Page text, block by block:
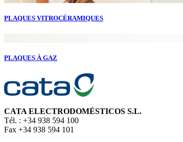
PLAQUES VITROCÉRAMIQUES
PLAQUES À GAZ
CATA ELECTRODOMÉSTICOS S.L.
Tél. : +34 938 594 100
Fax +34 938 594 101